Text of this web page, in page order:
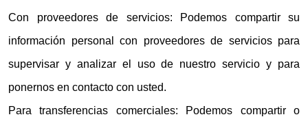
Con proveedores de servicios: Podemos compartir su
información personal con proveedores de servicios para
supervisar y analizar el uso de nuestro servicio y para
ponernos en contacto con usted.
Para transferencias comerciales: Podemos compartir o